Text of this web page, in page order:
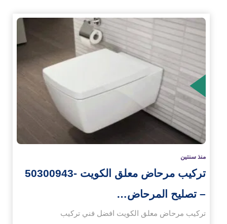
منذ سنتين
تركيب مرحاض معلق الكويت -50300943
– تصليح المرحاض…
تركيب مرحاض معلق الكويت افضل فني تركيب